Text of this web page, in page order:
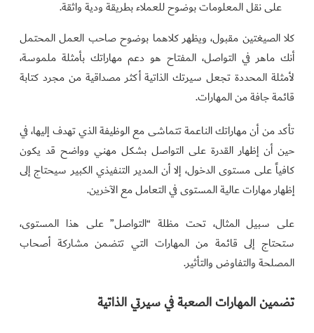
على نقل المعلومات بوضوح للعملاء بطريقة ودية واثقة.
كلا الصيغتين مقبول، ويظهر كلاهما بوضوح صاحب العمل المحتمل
أنك ماهر في التواصل، المفتاح هو دعم مهاراتك بأمثلة ملموسة،
لأمثلة المحددة تجعل سيرتك الذاتية أكثر مصداقية من مجرد كتابة
قائمة جافة من المهارات.
تأكد من أن مهاراتك الناعمة تتماشى مع الوظيفة الذي تهدف إليها، في
حين أن إظهار القدرة على التواصل بشكل مهني وواضح قد يكون
كافياً على مستوى الدخول، إلا أن المدير التنفيذي الكبير سيحتاج إلى
إظهار مهارات عالية المستوى في التعامل مع الآخرين.
على سبيل المثال، تحت مظلة “التواصل” على هذا المستوى،
ستحتاج إلى قائمة من المهارات التي تتضمن مشاركة أصحاب
المصلحة والتفاوض والتأثير.
تضمين المهارات الصعبة في سيرتي الذاتية